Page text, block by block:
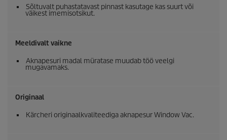
Sõltuvalt puhastatavast pinnast kasutage kas suurt või
väikest imemisotsikut.
Meeldivalt vaikne
Aknapesuri madal müratase muudab töö veelgi
mugavamaks.
Originaal
Kärcheri originaalkvaliteediga aknapesur Window Vac.